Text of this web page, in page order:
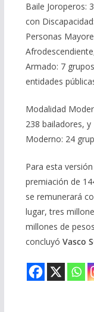
Baile Joroperos:
con
Personas
Armado: 7
entidades
Modalidad
238
Moderno: 24
Para esta
premiación de
se remunerará
lugar, tres
millones de
concluyó Vasco